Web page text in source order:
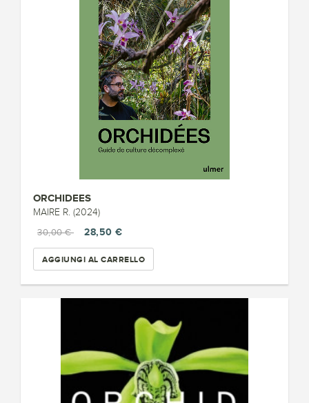
ORCHIDEES
MAIRE R. (2024)
30,00 €
28,50 €
AGGIUNGI AL CARRELLO